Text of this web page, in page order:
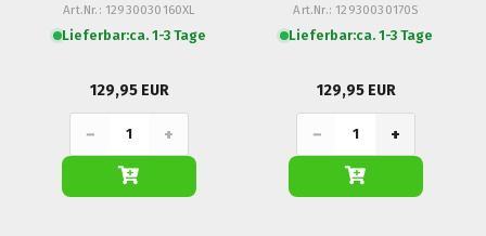
Art.Nr.: 12930030160XL
Lieferbar:ca. 1-3 Tage
129,95 EUR
− +
Art.Nr.: 12930030170S
Lieferbar:ca. 1-3 Tage
129,95 EUR
− +